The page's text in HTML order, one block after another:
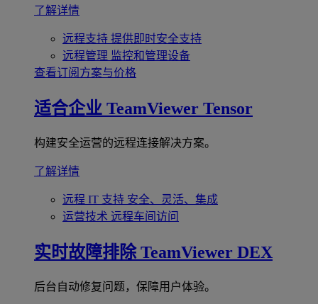
了解详情
远程支持 提供即时安全支持
远程管理 监控和管理设备
查看订阅方案与价格
适合企业 TeamViewer Tensor
构建安全运营的远程连接解决方案。
了解详情
远程 IT 支持 安全、灵活、集成
运营技术 远程车间访问
实时故障排除 TeamViewer DEX
后台自动修复问题，保障用户体验。